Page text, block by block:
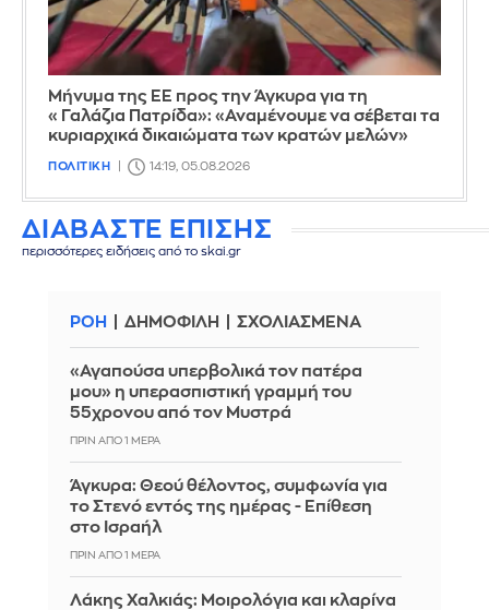
Μήνυμα της ΕΕ προς την Άγκυρα για τη
«Γαλάζια Πατρίδα»: «Αναμένουμε να σέβεται τα
κυριαρχικά δικαιώματα των κρατών μελών»
ΠΟΛΙΤΙΚΗ 14:19, 05.08.2026
ΔΙΑΒΑΣΤΕ ΕΠΙΣΗΣ
περισσότερες ειδήσεις από το skai.gr
ΡΟΗ ΔΗΜΟΦΙΛΗ ΣΧΟΛΙΑΣΜΕΝΑ
«Αγαπούσα υπερβολικά τον πατέρα
μου» η υπερασπιστική γραμμή του
55χρονου από τον Μυστρά
ΠΡΙΝ ΑΠΌ 1 ΜΈΡΑ
Άγκυρα: Θεού θέλοντος, συμφωνία για
το Στενό εντός της ημέρας - Επίθεση
στο Ισραήλ
ΠΡΙΝ ΑΠΌ 1 ΜΈΡΑ
Λάκης Χαλκιάς: Mοιρολόγια και κλαρίνα